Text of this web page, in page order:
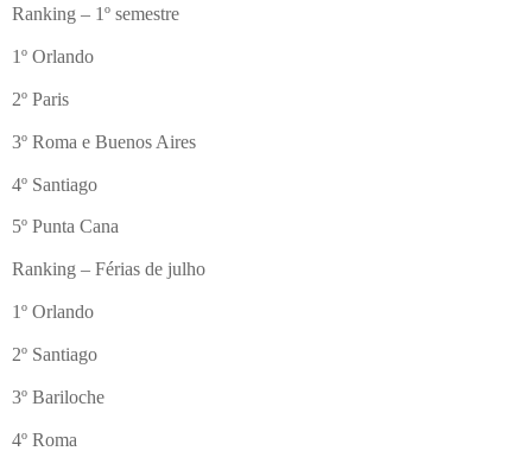
Ranking – 1º semestre
1º Orlando
2º Paris
3º Roma e Buenos Aires
4º Santiago
5º Punta Cana
Ranking – Férias de julho
1º Orlando
2º Santiago
3º Bariloche
4º Roma